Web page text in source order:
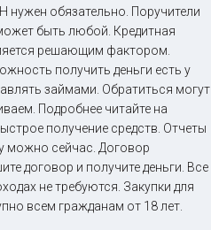
нужен обязательно. Поручители
быть любой. Кредитная
решающим фактором.
получить деньги есть у
займами. Обратиться могут
Подробнее читайте на
получение средств. Отчеты
можно сейчас. Договор
договор и получите деньги. Все
не требуются. Закупки для
всем гражданам от 18 лет.